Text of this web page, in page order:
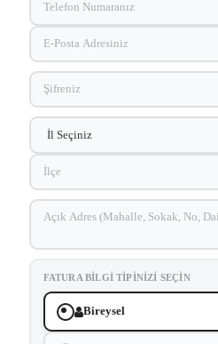
FATURA BILGI TIPINIZI SEÇIN
Bireysel